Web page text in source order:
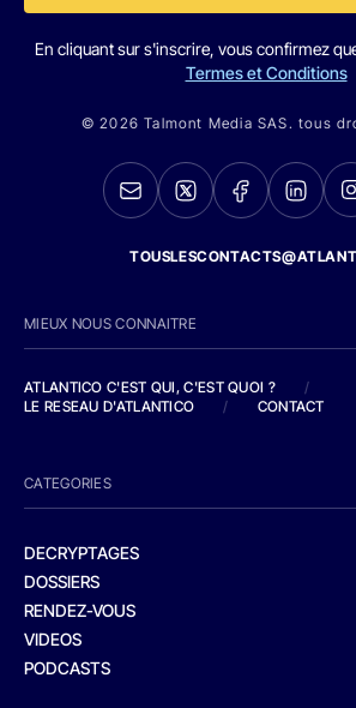
En cliquant sur s'inscrire, vous confirmez
Termes et Conditions
© 2026 Talmont Media SAS. tous
MIEUX NOUS CONNAITRE
ATLANTICO C'EST QUI, C'EST QUOI ?
/
LE RESEAU D'ATLANTICO
/ CONTACT
CATEGORIES
DECRYPTAGES
DOSSIERS
RENDEZ-VOUS
VIDEOS
PODCASTS